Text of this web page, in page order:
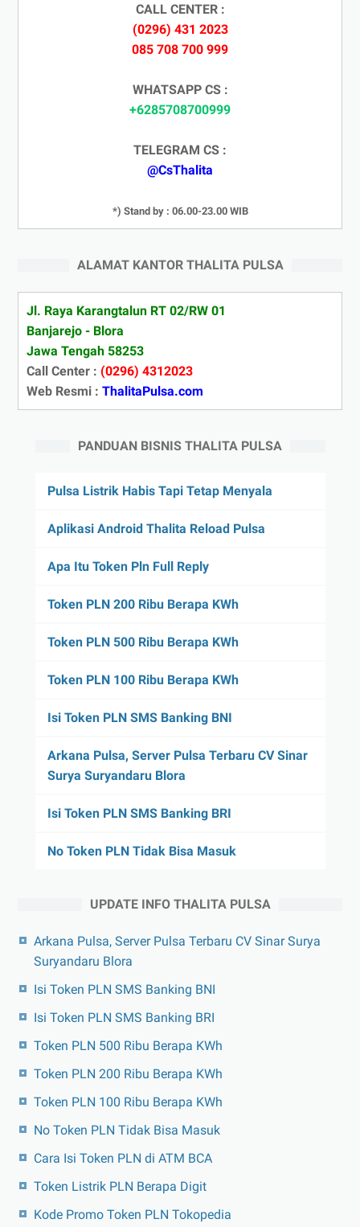
CALL CENTER :
(0296) 431 2023
085 708 700 999
WHATSAPP CS :
+6285708700999
TELEGRAM CS :
@CsThalita
*) Stand by : 06.00-23.00 WIB
ALAMAT KANTOR THALITA PULSA
Jl. Raya Karangtalun RT 02/RW 01
Banjarejo - Blora
Jawa Tengah 58253
Call Center : (0296) 4312023
Web Resmi : ThalitaPulsa.com
PANDUAN BISNIS THALITA PULSA
Pulsa Listrik Habis Tapi Tetap Menyala
Aplikasi Android Thalita Reload Pulsa
Apa Itu Token Pln Full Reply
Token PLN 200 Ribu Berapa KWh
Token PLN 500 Ribu Berapa KWh
Token PLN 100 Ribu Berapa KWh
Isi Token PLN SMS Banking BNI
Arkana Pulsa, Server Pulsa Terbaru CV Sinar
Surya Suryandaru Blora
Isi Token PLN SMS Banking BRI
No Token PLN Tidak Bisa Masuk
UPDATE INFO THALITA PULSA
Arkana Pulsa, Server Pulsa Terbaru CV Sinar Surya
Suryandaru Blora
Isi Token PLN SMS Banking BNI
Isi Token PLN SMS Banking BRI
Token PLN 500 Ribu Berapa KWh
Token PLN 200 Ribu Berapa KWh
Token PLN 100 Ribu Berapa KWh
No Token PLN Tidak Bisa Masuk
Cara Isi Token PLN di ATM BCA
Token Listrik PLN Berapa Digit
Kode Promo Token PLN Tokopedia